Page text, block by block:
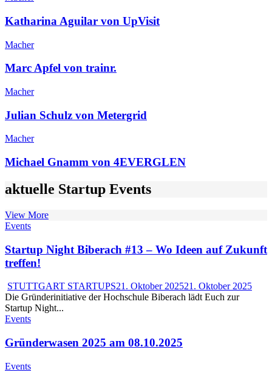
Katharina Aguilar von UpVisit
Macher
Marc Apfel von trainr.
Macher
Julian Schulz von Metergrid
Macher
Michael Gnamm von 4EVERGLEN
aktuelle Startup Events
View More
Events
Startup Night Biberach #13 – Wo Ideen auf Zukunft
treffen!
STUTTGART STARTUPS21. Oktober 202521. Oktober 2025
Die Gründerinitiative der Hochschule Biberach lädt Euch zur
Startup Night...
Events
Gründerwasen 2025 am 08.10.2025
Events